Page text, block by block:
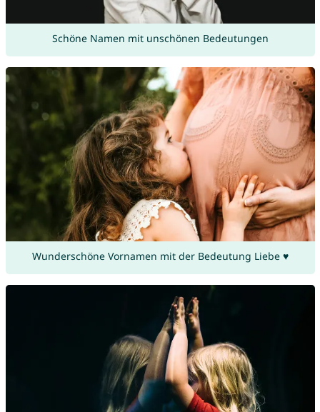
Schöne Namen mit unschönen Bedeutungen
Wunderschöne Vornamen mit der Bedeutung Liebe ♥